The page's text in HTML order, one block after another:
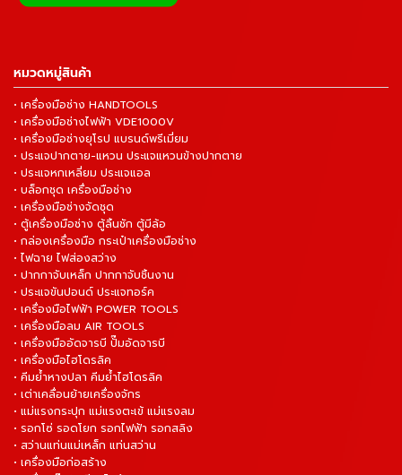
หมวดหมู่สินค้า
• เครื่องมือช่าง HANDTOOLS
• เครื่องมือช่างไฟฟ้า VDE1000V
• เครื่องมือช่างยุโรป แบรนด์พรีเมี่ยม
• ประแจปากตาย-แหวน ประแจแหวนข้างปากตาย
• ประแจหกเหลี่ยม ประแจแอล
• บล็อกชุด เครื่องมือช่าง
• เครื่องมือช่างจัดชุด
• ตู้เครื่องมือช่าง ตู้ลิ้นชัก ตู้มีล้อ
• กล่องเครื่องมือ กระเป๋าเครื่องมือช่าง
• ไฟฉาย ไฟส่องสว่าง
• ปากกาจับเหล็ก ปากกาจับชิ้นงาน
• ประแจขันปอนด์ ประแจทอร์ค
• เครื่องมือไฟฟ้า POWER TOOLS
• เครื่องมือลม AIR TOOLS
• เครื่องมืออัดจารบี ปั๊มอัดจารบี
• เครื่องมือไฮโดรลิค
• คีมย้ำหางปลา คีมย้ำไฮโดรลิค
• เต่าเคลื่อนย้ายเครื่องจักร
• แม่แรงกระปุก แม่แรงตะเข้ แม่แรงลม
• รอกโซ่ รอดโยก รอกไฟฟ้า รอกสลิง
• สว่านแท่นแม่เหล็ก แท่นสว่าน
• เครื่องมือก่อสร้าง